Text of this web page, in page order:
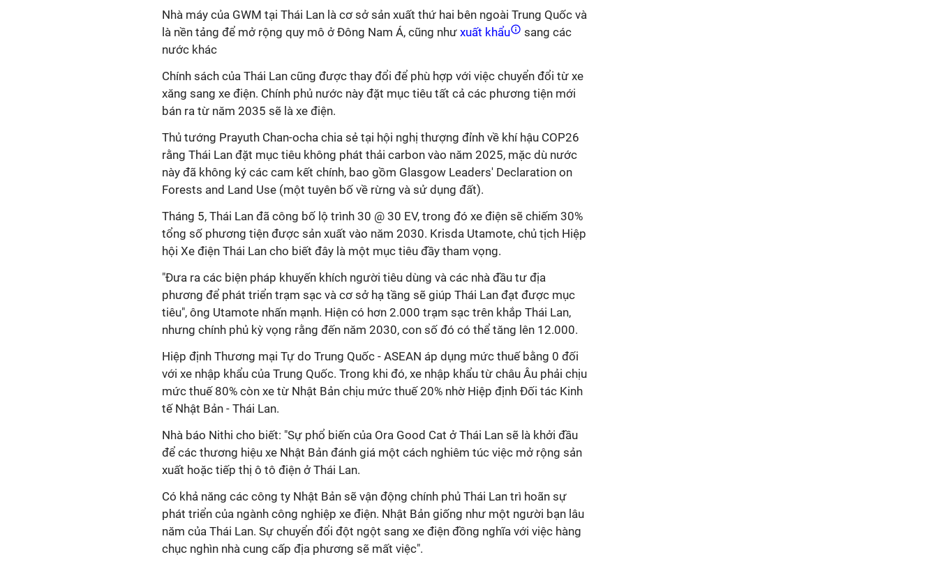
Nhà máy của GWM tại Thái Lan là cơ sở sản xuất thứ hai bên ngoài Trung Quốc và
là nền tảng để mở rộng quy mô ở Đông Nam Á, cũng như xuất khẩu
sang các
nước khác
Chính sách của Thái Lan cũng được thay đổi để phù hợp với việc chuyển đổi từ xe
xăng sang xe điện. Chính phủ nước này đặt mục tiêu tất cả các phương tiện mới
bán ra từ năm 2035 sẽ là xe điện.
Thủ tướng Prayuth Chan-ocha chia sẻ tại hội nghị thượng đỉnh về khí hậu COP26
rằng Thái Lan đặt mục tiêu không phát thải carbon vào năm 2025, mặc dù nước
này đã không ký các cam kết chính, bao gồm Glasgow Leaders' Declaration on
Forests and Land Use (một tuyên bố về rừng và sử dụng đất).
Tháng 5, Thái Lan đã công bố lộ trình 30 @ 30 EV, trong đó xe điện sẽ chiếm 30%
tổng số phương tiện được sản xuất vào năm 2030. Krisda Utamote, chủ tịch Hiệp
hội Xe điện Thái Lan cho biết đây là một mục tiêu đầy tham vọng.
"Đưa ra các biện pháp khuyến khích người tiêu dùng và các nhà đầu tư địa
phương để phát triển trạm sạc và cơ sở hạ tầng sẽ giúp Thái Lan đạt được mục
tiêu", ông Utamote nhấn mạnh. Hiện có hơn 2.000 trạm sạc trên khắp Thái Lan,
nhưng chính phủ kỳ vọng rằng đến năm 2030, con số đó có thể tăng lên 12.000.
Hiệp định Thương mại Tự do Trung Quốc - ASEAN áp dụng mức thuế bằng 0 đối
với xe nhập khẩu của Trung Quốc. Trong khi đó, xe nhập khẩu từ châu Âu phải chịu
mức thuế 80% còn xe từ Nhật Bản chịu mức thuế 20% nhờ Hiệp định Đối tác Kinh
tế Nhật Bản - Thái Lan.
Nhà báo Nithi cho biết: "Sự phổ biến của Ora Good Cat ở Thái Lan sẽ là khởi đầu
để các thương hiệu xe Nhật Bản đánh giá một cách nghiêm túc việc mở rộng sản
xuất hoặc tiếp thị ô tô điện ở Thái Lan.
Có khả năng các công ty Nhật Bản sẽ vận động chính phủ Thái Lan trì hoãn sự
phát triển của ngành công nghiệp xe điện. Nhật Bản giống như một người bạn lâu
năm của Thái Lan. Sự chuyển đổi đột ngột sang xe điện đồng nghĩa với việc hàng
chục nghìn nhà cung cấp địa phương sẽ mất việc".